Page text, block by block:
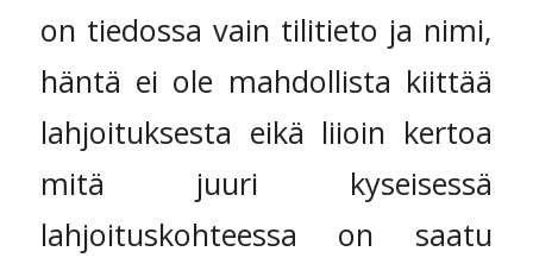
on tiedossa vain tilitieto ja nimi,
häntä ei ole mahdollista kiittää
lahjoituksesta eikä liioin kertoa
mitä juuri kyseisessä
lahjoituskohteessa on saatu